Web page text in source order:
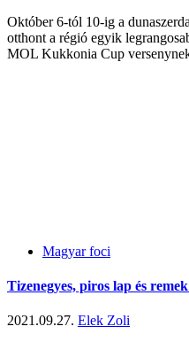
Október 6-tól 10-ig a
otthont a régió egyik
MOL Kukkonia Cup
Magyar foci
Tizenegyes, piros lap és
2021.09.27. Elek Zoli